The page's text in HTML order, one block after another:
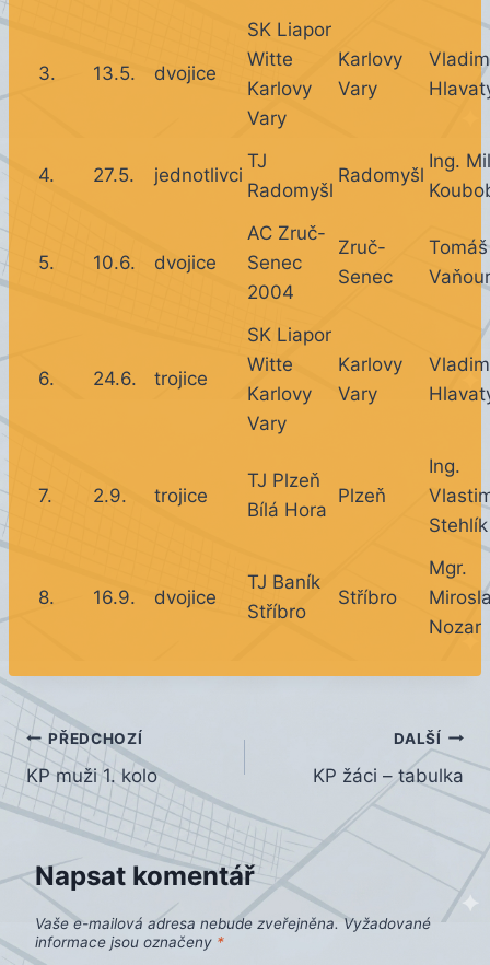
3. 13.5. dvojice
SK Liapor
Witte
Karlovy
Vary
Karlovy
Vary
4. 27.5. jednotlivci
TJ
Radomyšl
Radomyšl
Ing.
5. 10.6. dvojice
AC Zruč-
Senec
2004
Zruč-
Senec
Tomáš
6. 24.6. trojice
SK Liapor
Witte
Karlovy
Vary
Karlovy
Vary
7. 2.9. trojice
TJ Plzeň
Bílá Hora
Plzeň
Ing.
Stehlík
8. 16.9. dvojice
TJ Baník
Stříbro
Stříbro
Mgr.
Nozar
Navigace
pro
příspěvek
PŘEDCHOZÍ
KP muži 1. kolo
DALŠÍ
KP žáci – tabulka
Napsat komentář
Vaše e-mailová adresa nebude zveřejněna. Vyžadované
informace jsou označeny *